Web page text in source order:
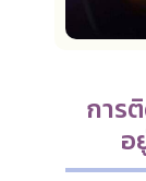
การ
อ